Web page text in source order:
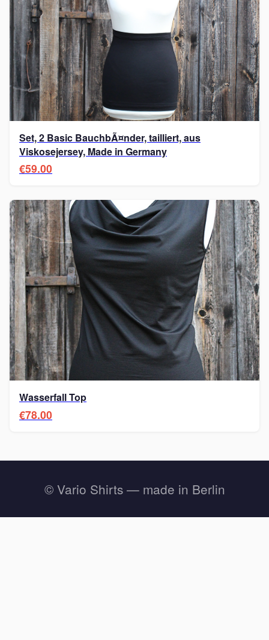
Set, 2 Basic BauchbÃ¤nder, tailliert, aus
Viskosejersey, Made in Germany
€59.00
Wasserfall Top
€78.00
© Vario Shirts — made in Berlin